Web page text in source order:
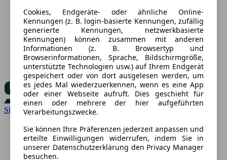
Skoda
Cookies, Endgeräte- oder ähnliche Online-
Kennungen (z. B. login-basierte Kennungen, zufällig
generierte Kennungen, netzwerkbasierte
Kennungen) können zusammen mit anderen
Informationen (z. B. Browsertyp und
Browserinformationen, Sprache, Bildschirmgröße,
unterstützte Technologien usw.) auf Ihrem Endgerät
gespeichert oder von dort ausgelesen werden, um
es jedes Mal wiederzuerkennen, wenn es eine App
oder einer Webseite aufruft. Dies geschieht für
einen oder mehrere der hier aufgeführten
Verarbeitungszwecke.
Sie können Ihre Präferenzen jederzeit anpassen und
erteilte Einwilligungen widerrufen, indem Sie in
unserer Datenschutzerklärung den Privacy Manager
besuchen.